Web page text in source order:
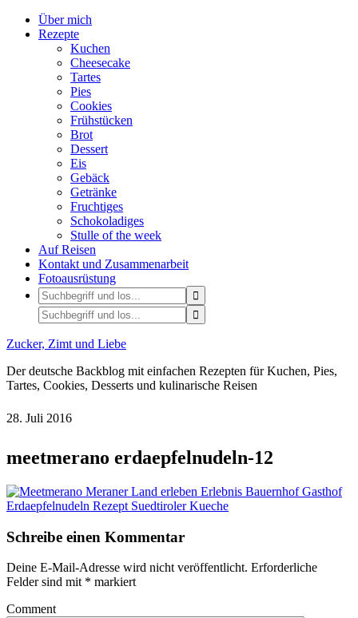
Über mich
Rezepte
Kuchen
Cheesecake
Tartes
Pies
Cookies
Frühstücken
Brot
Dessert
Eis
Gebäck
Getränke
Fruchtiges
Schokoladiges
Stulle of the week
Auf Reisen
Kontakt und Zusammenarbeit
Fotoausrüstung
Zucker, Zimt und Liebe
Der deutsche Backblog mit einfachen Rezepten für Kuchen, Pies,
Tartes, Cookies, Desserts und kulinarische Reisen
28. Juli 2016
meetmerano erdaepfelnudeln-12
Schreibe einen Kommentar
Deine E-Mail-Adresse wird nicht veröffentlicht. Erforderliche
Felder sind mit * markiert
Comment